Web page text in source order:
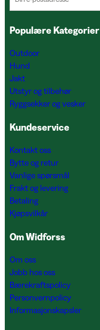
Populære Kategorier
Outdoor
Hund
Jakt
Utstyr og tilbehør
Ryggsekker og vesker
Kundeservice
Kontakt oss
Bytte og retur
Vanlige spørsmål
Frakt og levering
Betaling
Kjøpsvilkår
Om Widforss
Om oss
Jobb hos oss
Bærekraftspolicy
Personvernpolicy
Informasjonskapsler